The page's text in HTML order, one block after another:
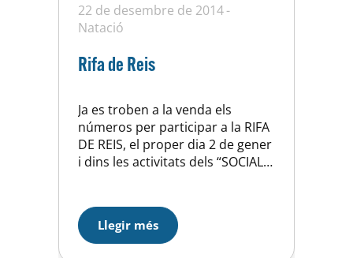
22 de desembre de 2014
Natació
Rifa de Reis
Ja es troben a la venda els
números per participar a la RIFA
DE REIS, el proper dia 2 de gener
i dins les activitats dels “SOCIALS”
productes de Can Grau (paga
molt la pena) i un lot de roba
esportiva + dècim…
Llegir més